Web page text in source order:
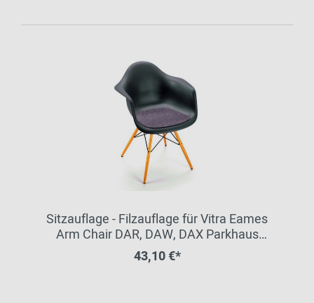
Sitzauflage - Filzauflage für Vitra Eames
Arm Chair DAR, DAW, DAX Parkhaus
Berlin
43,10 €*